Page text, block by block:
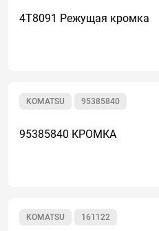
4T8091 Режущая кромка
95385840
KOMATSU
95385840 КРОМКА
161122
KOMATSU